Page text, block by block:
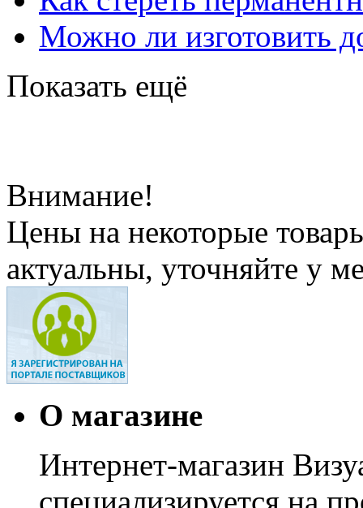
Можно ли изготовить
Показать ещё
Внимание!
Цены на некоторые
актуальны, уточняйте у
О магазине
Интернет-магазин